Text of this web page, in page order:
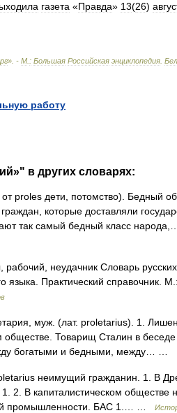
газета «Правда» 13(26)
». - М : Большая Российская энциклопедия
работу
в других словарях:
proles дети, потомство). Бедный
которые доставляли
так самый бедный класс
неудачник Словарь
языка. Практический справочник.
муж. (лат. proletarius). 1.
обществе. Товарищ Сталин в
богатыми и бедными, между… …
неимущий гражданин. 1. В
2. В капиталистическом
промышленности. БАС 1.… …